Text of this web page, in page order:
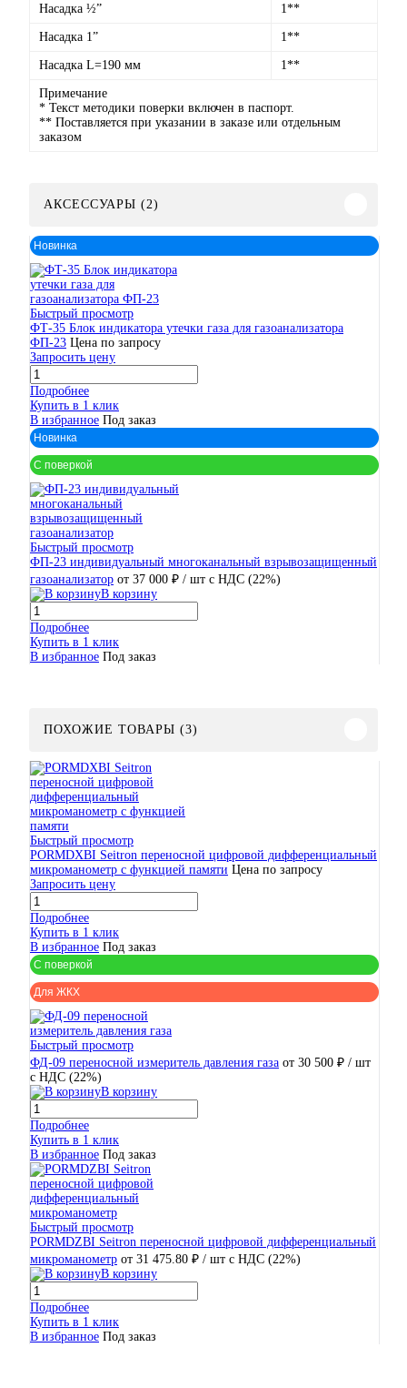
Насадка ½” 1**
Насадка 1” 1**
Насадка L=190 мм 1**
Примечание
* Текст методики поверки включен в паспорт.
** Поставляется при указании в заказе или отдельным
заказом
АКСЕССУАРЫ (2)
Новинка
Быстрый просмотр
ФТ-35 Блок индикатора утечки газа для газоанализатора
ФП-23 Цена по запросу
Запросить цену
Подробнее
Купить в 1 клик
В избранное Под заказ
Новинка
С поверкой
Быстрый просмотр
ФП-23 индивидуальный многоканальный взрывозащищенный
газоанализатор от 37 000 ₽ / шт с НДС (22%)
В корзину
Подробнее
Купить в 1 клик
В избранное Под заказ
ПОХОЖИЕ ТОВАРЫ (3)
Быстрый просмотр
PORMDXBI Seitron переносной цифровой дифференциальный
микроманометр с функцией памяти Цена по запросу
Запросить цену
Подробнее
Купить в 1 клик
В избранное Под заказ
С поверкой
Для ЖКХ
Быстрый просмотр
ФД-09 переносной измеритель давления газа от 30 500 ₽ / шт
с НДС (22%)
В корзину
Подробнее
Купить в 1 клик
В избранное Под заказ
Быстрый просмотр
PORMDZBI Seitron переносной цифровой дифференциальный
микроманометр от 31 475.80 ₽ / шт с НДС (22%)
В корзину
Подробнее
Купить в 1 клик
В избранное Под заказ